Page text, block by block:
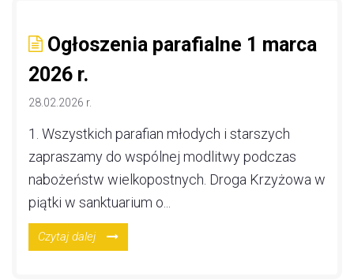
Ogłoszenia parafialne 1 marca
2026 r.
28.02.2026 r.
1. Wszystkich parafian młodych i starszych
zapraszamy do wspólnej modlitwy podczas
nabożeństw wielkopostnych. Droga Krzyżowa w
piątki w sanktuarium o...
Czytaj dalej